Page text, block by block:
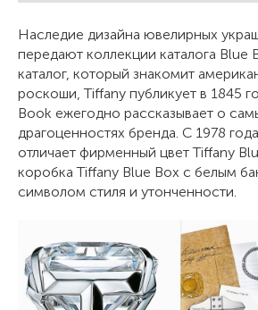
Наследие дизайна ювелирных
передают коллекции каталога Blue
каталог, который знакомит
роскоши, Tiffany публикует в 1845
Book ежегодно рассказывает о
драгоценностях бренда. С 1978
отличает фирменный цвет Tiffany
коробка Tiffany Blue Box с белым
символом стиля и утонченности.